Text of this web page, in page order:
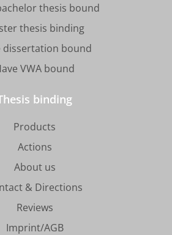
thesis bound
thesis binding
dissertation bound
VWA bound
binding
Products
Actions
About us
& Directions
Reviews
Imprint/AGB